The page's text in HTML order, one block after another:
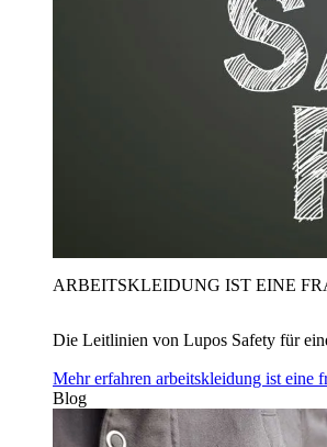
ARBEITSKLEIDUNG IST EINE
Die Leitlinien von Lupos Safety für
Mehr erfahren arbeitskleidung ist eine
Blog